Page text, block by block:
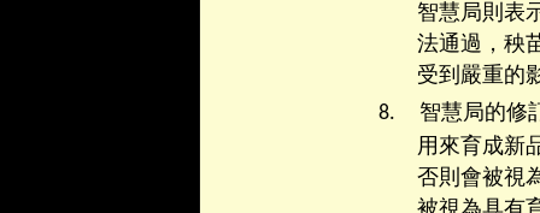
智慧局則表
法通過，秧
受到嚴重的
8.
智慧局的修
用來育成新
否則會被視